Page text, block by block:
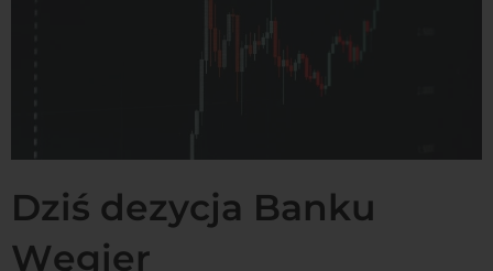
Dziś dezycja Banku
Węgier